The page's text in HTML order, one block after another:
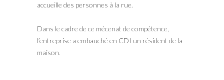
accueille des personnes à la rue.
Dans le cadre de ce mécenat de compétence,
l’entreprise a embauché en CDI un résident de la
maison.